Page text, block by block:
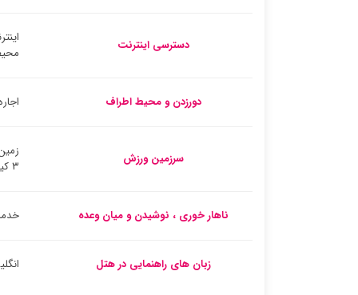
دسترسی اینترنت
دورزدن و محیط اطراف
سرزمین ورزش
۳ کیلومتر)
ناهار خوری ، نوشیدن و میان وعده
زبان های راهنمایی در هتل